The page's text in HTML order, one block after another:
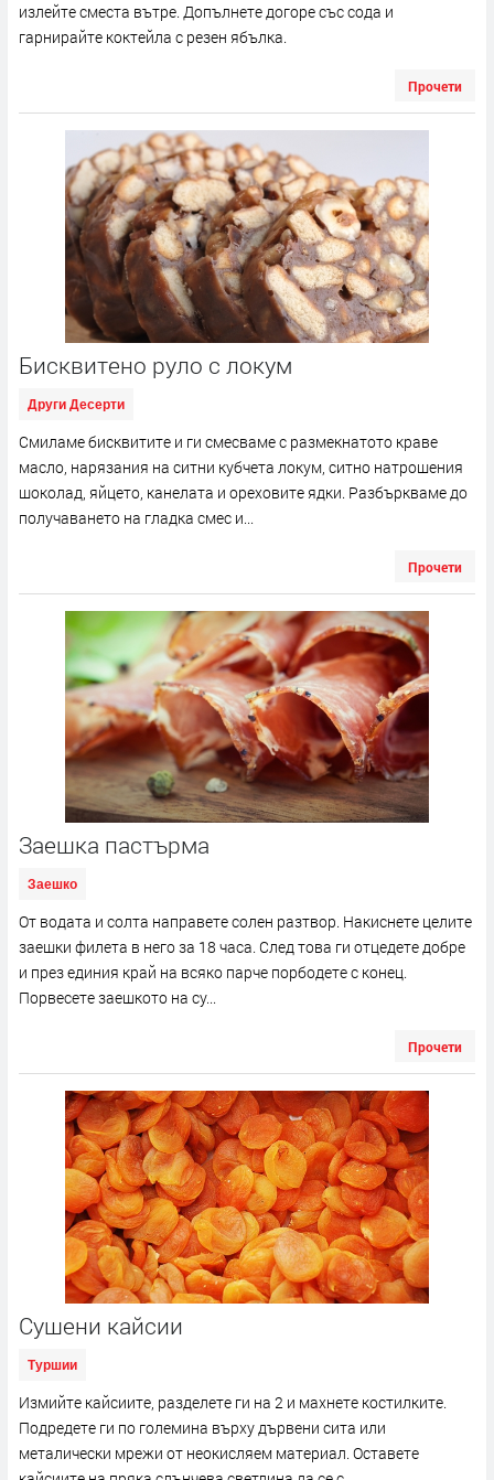
излейте сместа вътре. Допълнете догоре със сода и
гарнирайте коктейла с резен ябълка.
Прочети
Бисквитено руло с локум
Други Десерти
Смиламе бисквитите и ги смесваме с размекнатото краве
масло, нарязания на ситни кубчета локум, ситно натрошения
шоколад, яйцето, канелата и ореховите ядки. Разбъркваме до
получаването на гладка смес и...
Прочети
Заешка пастърма
Заешко
От водата и солта направете солен разтвор. Накиснете целите
заешки филета в него за 18 часа. След това ги отцедете добре
и през единия край на всяко парче порбодете с конец.
Порвесете заешкото на су...
Прочети
Сушени кайсии
Туршии
Измийте кайсиите, разделете ги на 2 и махнете костилките.
Подредете ги по големина върху дървени сита или
металически мрежи от неокисляем материал. Оставете